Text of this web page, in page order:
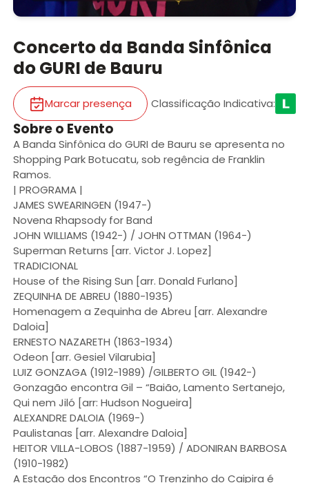
Concerto da Banda Sinfônica
do GURI de Bauru
Marcar presença Classificação Indicativa:
Sobre o Evento
A Banda Sinfônica do GURI de Bauru se apresenta no
Shopping Park Botucatu, sob regência de Franklin
Ramos.
| PROGRAMA |
JAMES SWEARINGEN (1947-)
Novena Rhapsody for Band
JOHN WILLIAMS (1942-) / JOHN OTTMAN (1964-)
Superman Returns [arr. Victor J. Lopez]
TRADICIONAL
House of the Rising Sun [arr. Donald Furlano]
ZEQUINHA DE ABREU (1880-1935)
Homenagem a Zequinha de Abreu [arr. Alexandre
Daloia]
ERNESTO NAZARETH (1863-1934)
Odeon [arr. Gesiel Vilarubia]
LUIZ GONZAGA (1912-1989) /GILBERTO GIL (1942-)
Gonzagão encontra Gil – “Baião, Lamento Sertanejo,
Qui nem Jiló [arr: Hudson Nogueira]
ALEXANDRE DALOIA (1969-)
Paulistanas [arr. Alexandre Daloia]
HEITOR VILLA-LOBOS (1887-1959) / ADONIRAN BARBOSA
(1910-1982)
A Estação dos Encontros “O Trenzinho do Caipira é